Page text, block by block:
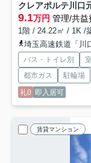
クレアポルテ川口
9.1万円 管理/共益
1階 / 24.22㎡ / 1K /
埼玉高速鉄道「川
バス・トイレ別
都市ガス
駐輪場
礼0 即入居可
賃貸マンション